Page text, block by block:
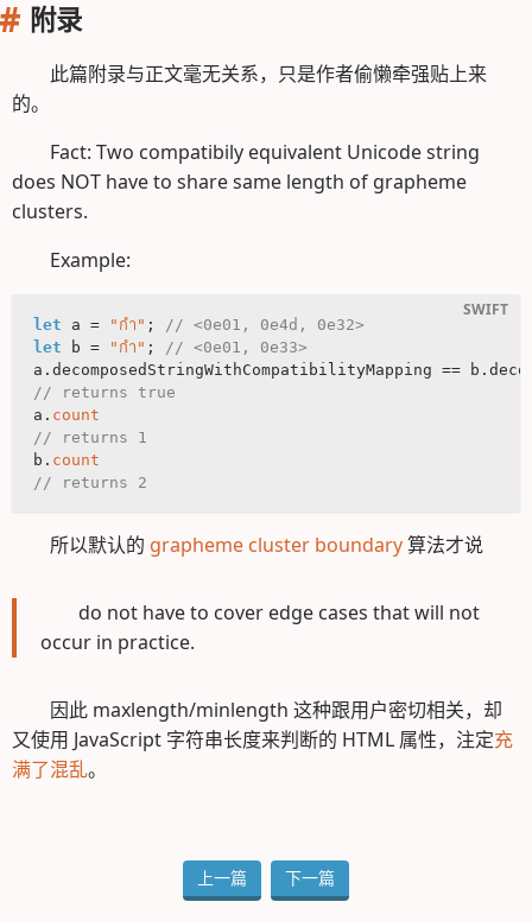
附录
此篇附录与正文毫无关系，只是作者偷懒牵强贴上来
的。
Fact: Two compatibily equivalent Unicode string
does NOT have to share same length of grapheme
clusters.
Example:
let a = "กํา" ;
// <0e01, 0e4d, 0e32>
let b = "กำ" ;
// <0e01, 0e33>
a.decomposedStringWithCompatibilityMapping ==
// returns true
a. count
// returns 1
b. count
// returns 2
所以默认的 grapheme cluster boundary算法才说
do not have to cover edge cases that will not
occur in practice.
因此 maxlength/minlength 这种跟用户密切相关，却
又使用 JavaScript 字符串长度来判断的 HTML 属性，注定充
满了混乱。
上一篇 下一篇